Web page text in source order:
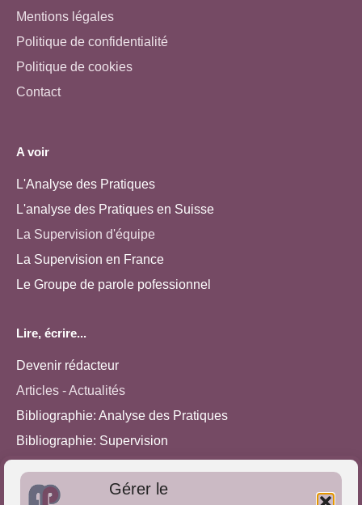
Gérer le
Mentions légales
Politique de confidentialité
Politique de cookies
Contact
A voir
L'Analyse des Pratiques
L'analyse des Pratiques en Suisse
La Supervision d'équipe
La Supervision en France
Le Groupe de parole pofessionnel
Lire, écrire...
Devenir rédacteur
Articles - Actualités
Bibliographie: Analyse des Pratiques
Bibliographie: Supervision
Approches de l'Analyse des pratiques